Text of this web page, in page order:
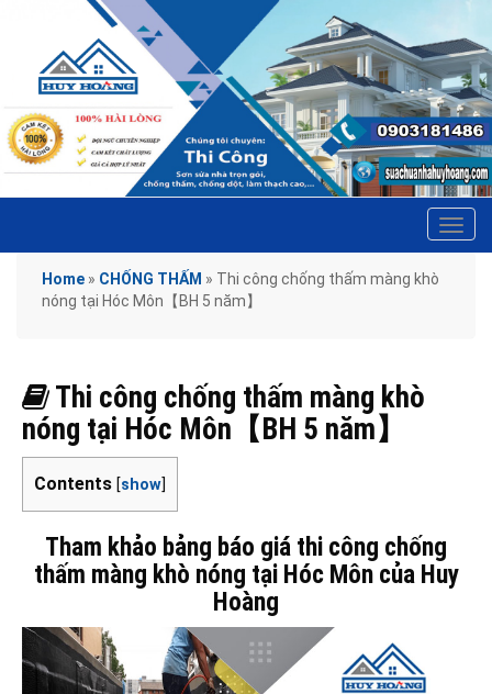
Home » CHỐNG THẤM » Thi công chống thấm màng khò
nóng tại Hóc Môn【BH 5 năm】
Thi công chống thấm màng khò
nóng tại Hóc Môn【BH 5 năm】
Contents [show]
Tham khảo bảng báo giá thi công chống
thấm màng khò nóng tại Hóc Môn của Huy
Hoàng